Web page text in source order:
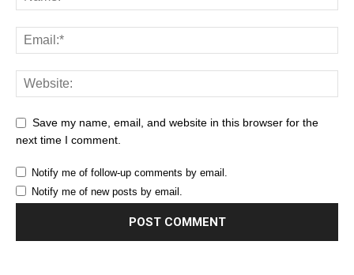
Save my name, email, and website in this browser for the
next time I comment.
Notify me of follow-up comments by email.
Notify me of new posts by email.